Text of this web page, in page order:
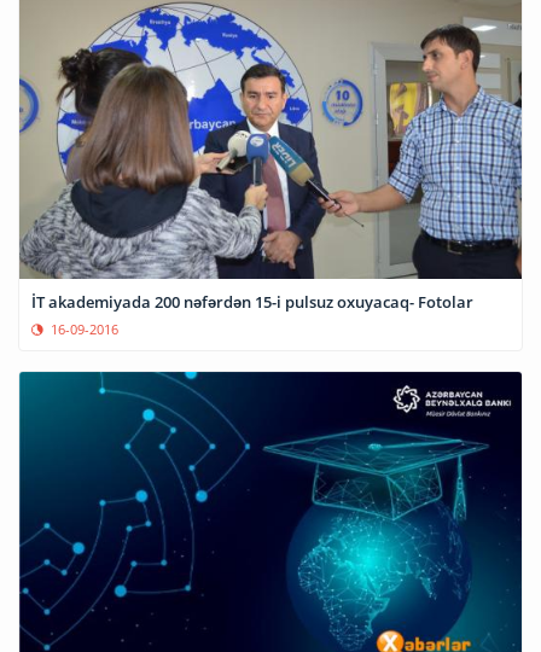
İT akademiyada 200 nəfərdən 15-i pulsuz oxuyacaq- Fotolar
16-09-2016